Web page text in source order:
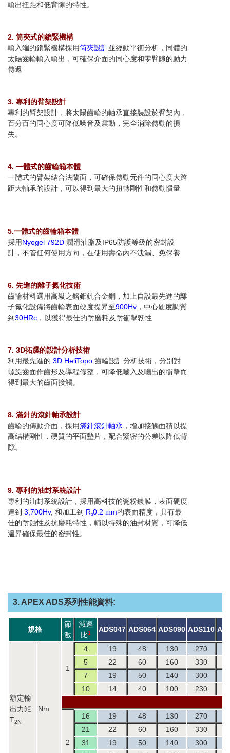
輸出扭距和低背隙的特性。
2. 筒夾式的鎖緊機構
輸入端的鎖緊機構採用筒夾設計並經動平衡分析，同體的
太陽齒輪輸入輸出，可確保介面的同心度和零臂隙的動力
傳遞
3. 專利的臂架設計
專利的臂架設計，將太陽齒輪的軸承直接裝設於臂架內，
百分百的同心度可降低噪音及震動，完全消除傳動的損
失。
4. 一體式的齒輪箱本體
一體式的臂架結合法蘭面，可確保傳動元件的同心度大跨
距大軸承的設計，可以得到最大的扭轉剛性和傳動慣量
5.一體式的齒輪箱本體
採用Nyogel 792D 潤滑油脂及IP65防護等級的密封設
計，不管任何使用方向，在使用壽命內不洩漏、免保養
6. 先進的離子氮化技術
齒輪材料選用高級之鉻鉬釩合金鋼，加上自設最先進的離
子氮化設備將齒輪表面硬度提昇至900Hv ，中心硬度調質
到30HRc ，以獲得最佳的耐磨耗及耐衝擊韌性
7. 3D拓蹼的設計分析技術
利用最先進的 3D HeliTopo 齒輪設計分析技術，分別對
螺旋齒面作齒形及導程修整，可降低嚙入及嚙出的衝擊而
得到最大的齒面接觸。
8. 滿針的滾針軸承設計
齒輪的傳動介面，採用滿針滾針軸承 ，增加接觸面積以提
高結構剛性，硬質的平面墊片，配合緊密的公差以降低背
隙。
9. 專利的油封系統設計
專利的油封系統設計，採用高科技的瓷粉鍍膜，表面硬度
達到 3,700Hv, 和加工到 Ra0.2 mm的表面精度，具有最
佳的耐蝕性及抗磨耗特性，輔以特殊的油封材質，可降低
溫昇確保最佳的密封性。
3. APEX ADS系列性能資料:
規格
節
數
減速
比1 ADS047 ADS064 ADS090 ADS110
額定輸
出力矩
T2N
Nm
1
4 19 48 130 270
5
22 60 160 330
7
19 50 140 300
10
14 40 100 230
2
16 19 48 130 270
21
22 60 160 330
31
19 50 140 300